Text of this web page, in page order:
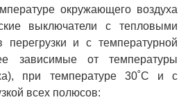
окружающего воздуха
выключатели с тепловыми
перегрузки и с температурной
зависимые от температуры
при температуре 30˚С и с
всех полюсов: